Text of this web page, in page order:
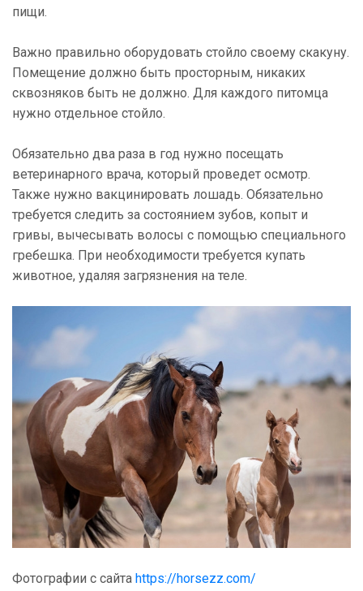
пищи.
Важно правильно оборудовать стойло своему скакуну.
Помещение должно быть просторным, никаких
сквозняков быть не должно. Для каждого питомца
нужно отдельное стойло.
Обязательно два раза в год нужно посещать
ветеринарного врача, который проведет осмотр.
Также нужно вакцинировать лошадь. Обязательно
требуется следить за состоянием зубов, копыт и
гривы, вычесывать волосы с помощью специального
гребешка. При необходимости требуется купать
животное, удаляя загрязнения на теле.
Фотографии с сайта https://horsezz.com/